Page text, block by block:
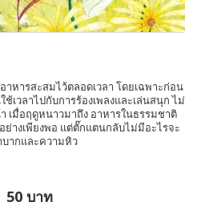
หารสะสมไว้ตลอดเวลา โดยเฉพาะก่อน
เวลาไปกับการร้องเพลงและเล่นสนุก ไม่
เมื่อฤดูหนาวมาถึง อาหารในธรรมชาติ
างเพียงพอ แต่ตั๊กแตนกลับไม่มีอะไรจะ
ากและความหิว
50 บาท